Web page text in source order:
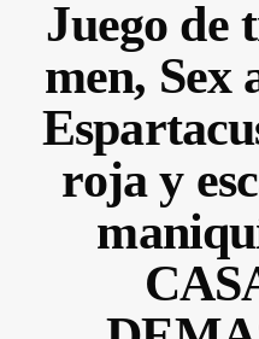
Juego de
men, Sex
roja y